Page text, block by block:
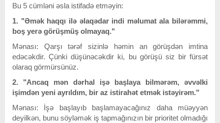
Bu 5 cümləni əsla istifadə etməyin:
1. "Əmək haqqı ilə əlaqədar indi məlumat ala bilərəmmi,
boş yerə görüşmüş olmayaq."
Mənası: Qarşı tərəf sizinlə həmin an görüşdən imtina
edəcəkdir. Çünki düşünəcəkdir ki, bu görüşü siz bir fürsət
olaraq görmürsünüz.
2. "Ancaq mən dərhal işə başlaya bilmərəm, əvvəlki
işimdən yeni ayrıldım, bir az istirahət etmək istəyirəm."
Mənası: İşə başlayıb başlamayacağınız daha müəyyən
deyilkən, bunu söyləmək iş tapmağınızın bir prioritet olmadığı